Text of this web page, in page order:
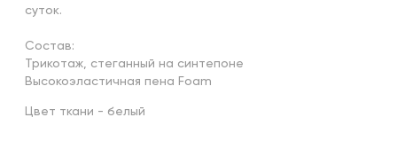
суток.
Состав:
Трикотаж, стеганный на синтепоне
Высокоэластичная пена Foam
Цвет ткани - белый